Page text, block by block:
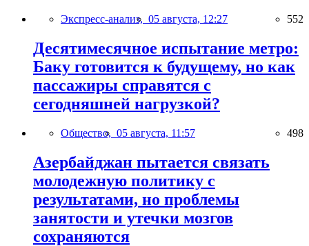
Экспресс-анализ, 05 августа, 12:27 552
Десятимесячное испытание метро:
Баку готовится к будущему, но как
пассажиры справятся с
сегодняшней нагрузкой?
Общество, 05 августа, 11:57 498
Азербайджан пытается связать
молодежную политику с
результатами, но проблемы
занятости и утечки мозгов
сохраняются